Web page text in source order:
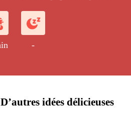
vos convives.
-
D’autres idées délicieuses